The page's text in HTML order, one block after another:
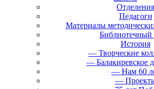
Отделения
Педагоги
Материалы
Библиотечный
История
— Творческие
— Балакиревское
— Нам 60
—